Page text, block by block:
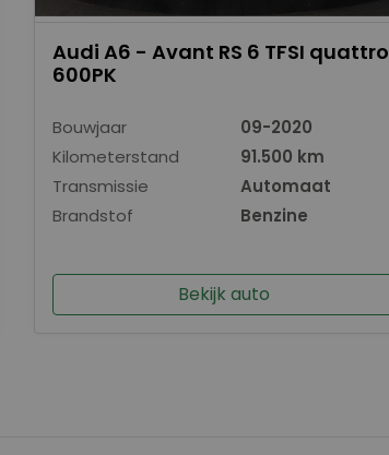
Audi A6 - Avant RS 6 TFSI quattro
600PK
Bouwjaar
09-2020
Kilometerstand
91.500 km
Transmissie
Automaat
Brandstof
Benzine
Bekijk auto